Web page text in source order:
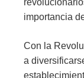
importancia
Con la
a